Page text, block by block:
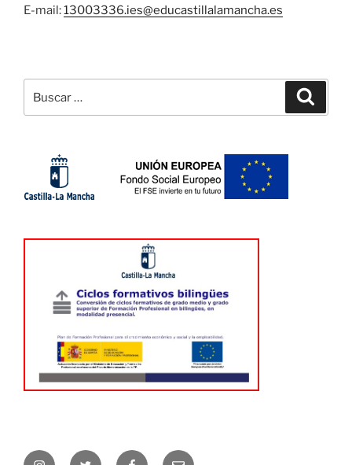
E-mail:13003336.ies@educastillalamancha.es
por:
InstagramTwitter FacebookCorreo